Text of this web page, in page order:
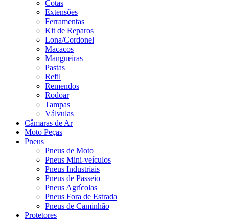
Cotas
Extensões
Ferramentas
Kit de Reparos
Lona/Cordonel
Macacos
Mangueiras
Pastas
Refil
Remendos
Rodoar
Tampas
Válvulas
Câmaras de Ar
Moto Peças
Pneus
Pneus de Moto
Pneus Mini-veículos
Pneus Industriais
Pneus de Passeio
Pneus Agrícolas
Pneus Fora de Estrada
Pneus de Caminhão
Protetores